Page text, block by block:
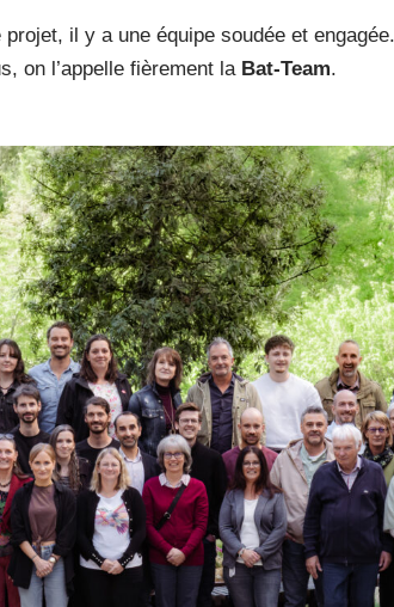
projet, il y a une équipe soudée et engagée.
on l’appelle fièrement la Bat-Team.